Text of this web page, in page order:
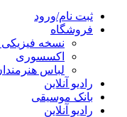
ثبت نام/ورود
فروشگاه
نسخه فیزیکی
اکسسوری
لباس
رادیو آنلاین
بانک موسیقی
رادیو آنلاین